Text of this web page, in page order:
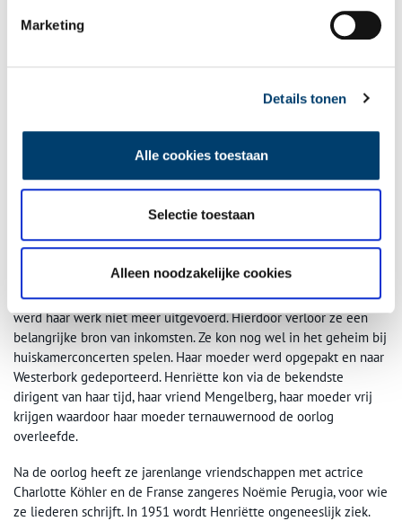
Marketing
Details tonen
Alle cookies toestaan
Selectie toestaan
Alleen noodzakelijke cookies
een vrouw was en wie haar muziek leert kennen heeft een vriend voor het leven
Leo Smit Stichting, Amsterdam.
In de oorlog heeft Henriëtte het moeilijk. Omdat haar moeder
Joods was, mocht Henriëtte niet in het openbaar optreden en
werd haar werk niet meer uitgevoerd. Hierdoor verloor ze een
belangrijke bron van inkomsten. Ze kon nog wel in het geheim bij
huiskamerconcerten spelen. Haar moeder werd opgepakt en naar
Westerbork gedeporteerd. Henriëtte kon via de bekendste
dirigent van haar tijd, haar vriend Mengelberg, haar moeder vrij
krijgen waardoor haar moeder ternauwernood de oorlog
overleefde.
Na de oorlog heeft ze jarenlange vriendschappen met actrice
Charlotte Köhler en de Franse zangeres Noëmie Perugia, voor wie
ze liederen schrijft. In 1951 wordt Henriëtte ongeneeslijk ziek.